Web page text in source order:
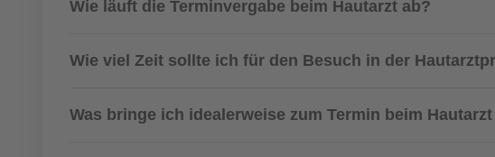
Wie läuft die Terminvergabe beim Hautarzt ab?
Wie viel Zeit sollte ich für den Besuch in der
Was bringe ich idealerweise zum Termin beim